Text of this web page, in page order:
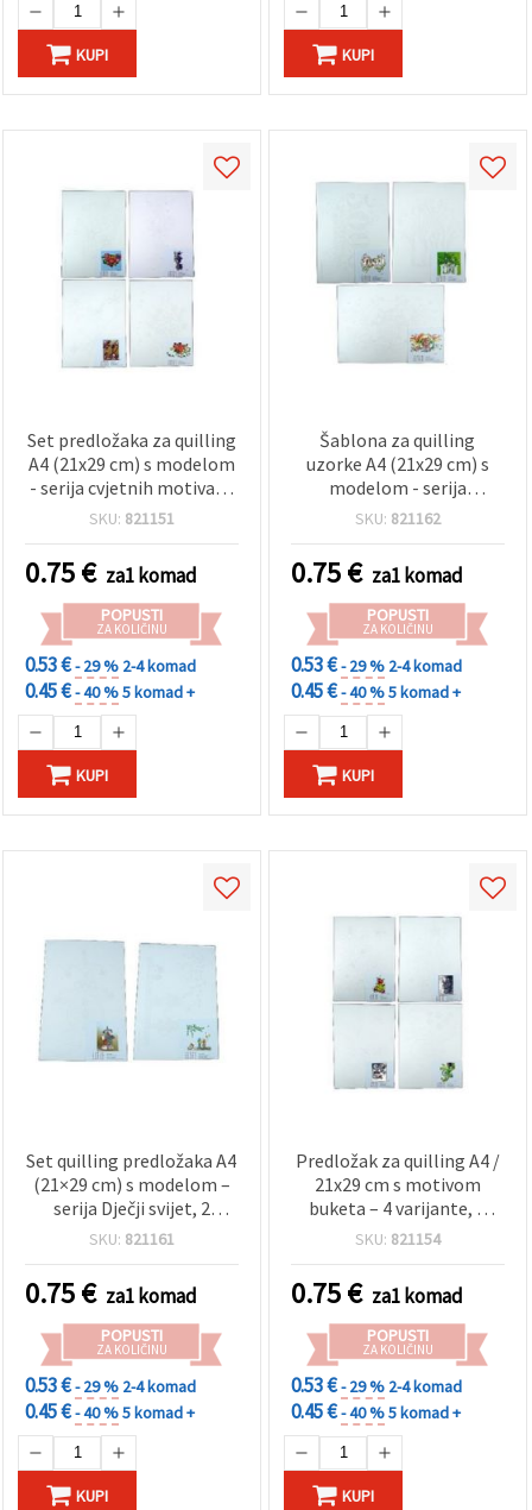
KUPI KUPI
Set predložaka za quilling
A4 (21x29 cm) s modelom
- serija cvjetnih motiva, 4
dizajna - 1 kom,
SKU: 821151
0.75€ za1 komad
POPUSTI
ZA KOLIČINU
0.53 €- 29 % 2-4 komad
0.45 €- 40 %5 komad +
KUPI
Šablona za quilling
uzorke A4 (21x29 cm) s
modelom - serija
Amblem, 3 dizajna - 1
SKU: 821162
0.75€ za1 komad
POPUSTI
ZA KOLIČINU
0.53 €- 29 % 2-4 komad
0.45 €- 40 %5 komad +
KUPI
Set quilling predložaka A4
(21×29 cm) s modelom –
serija Dječji svijet, 2
dizajna – 1 kom
SKU: 821161
0.75€ za1 komad
POPUSTI
ZA KOLIČINU
0.53 €- 29 % 2-4 komad
0.45 €- 40 %5 komad +
KUPI
Predložak za quilling A4 /
21x29 cm s motivom
buketa – 4 varijante, 1
kom (asortirano)
SKU: 821154
0.75€ za1 komad
POPUSTI
ZA KOLIČINU
0.53 €- 29 % 2-4 komad
0.45 €- 40 %5 komad +
KUPI